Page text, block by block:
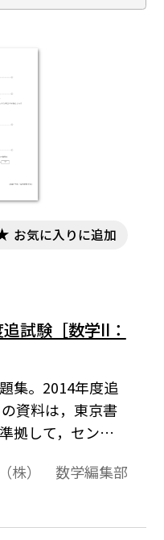
お気に入りに追加
試験［数学II：
集。2014年度追
資料は，東京書
拠して，センタ
す。株） 数学編集部